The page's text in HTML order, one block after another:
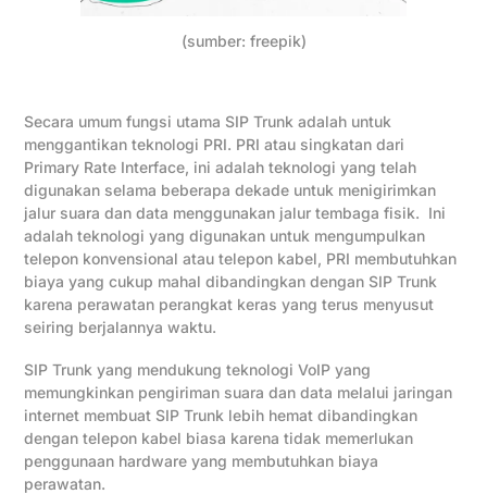
(sumber: freepik)
Secara umum fungsi utama SIP Trunk adalah untuk
menggantikan teknologi PRI. PRI atau singkatan dari
Primary Rate Interface, ini adalah teknologi yang telah
digunakan selama beberapa dekade untuk menigirimkan
jalur suara dan data menggunakan jalur tembaga fisik. Ini
adalah teknologi yang digunakan untuk mengumpulkan
telepon konvensional atau telepon kabel, PRI membutuhkan
biaya yang cukup mahal dibandingkan dengan SIP Trunk
karena perawatan perangkat keras yang terus menyusut
seiring berjalannya waktu.
SIP Trunk yang mendukung teknologi VoIP yang
memungkinkan pengiriman suara dan data melalui jaringan
internet membuat SIP Trunk lebih hemat dibandingkan
dengan telepon kabel biasa karena tidak memerlukan
penggunaan hardware yang membutuhkan biaya
perawatan.